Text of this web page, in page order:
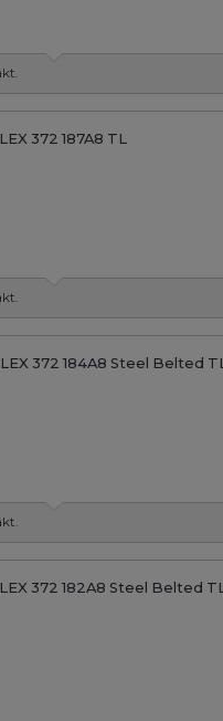
372 187A8 TL
372 184A8 Steel Belted TL
372 182A8 Steel Belted TL